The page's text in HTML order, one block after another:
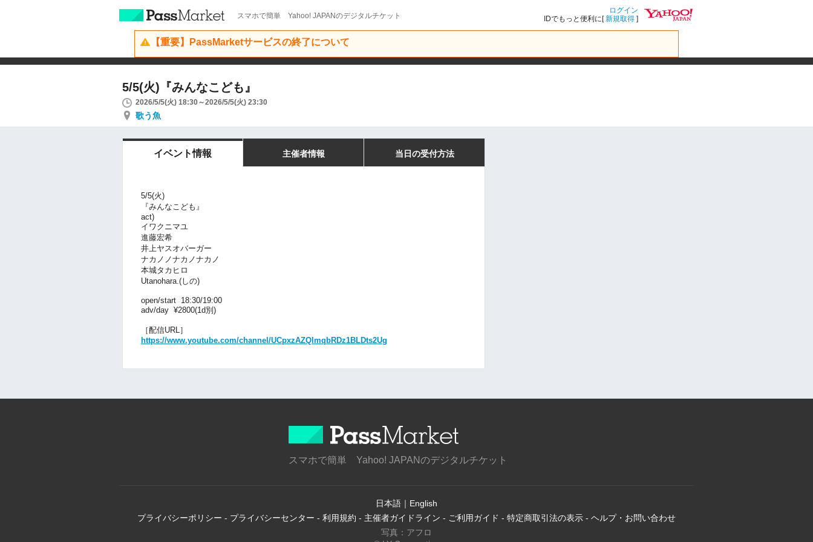
スマホで簡単 Yahoo! JAPANのデジタルチケット
ログイン
IDでもっと便利に[新規取得 ]
【重要】PassMarketサービスの終了について
5/5(火)『みんなこども』
2026/5/5(火) 18:30～2026/5/5(火) 23:30
歌う魚
イベント情報 主催者情報 当日の受付方法
5/5(火)
『みんなこども』
act)
イワクニマユ
進藤宏希
井上ヤスオバーガー
ナカノノナカノナカノ
本城タカヒロ
Utanohara.(しの)
open/start 18:30/19:00
adv/day ¥2800(1d別)
［配信URL］
https://www.youtube.com/channel/UCpxzAZQlmqbRDz1BLDts2Ug
スマホで簡単 Yahoo! JAPANのデジタルチケット
日本語 ｜ English
プライバシーポリシー - プライバシーセンター - 利用規約 - 主催者ガイドライン - ご利用ガイド - 特定商取引法の表示 - ヘルプ・お問い合わせ
写真：アフロ